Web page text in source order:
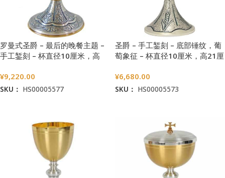
罗曼式圣爵 – 最后的晚餐主题 –
手工錾刻 – 杯直径10厘米，高
¥9,220.00
SKU： HS00005577
圣爵 – 手工錾刻 – 底部锤纹，葡
萄象征 – 杯直径10厘米，高21厘
¥6,680.00
SKU： HS00005573